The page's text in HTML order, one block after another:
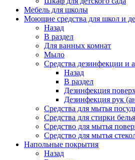
Мебель для школы
Моющие средства для школ и
Назад
В раздел
Для ванных комнат
Мыло
Средства дезинфекции и
Назад
В раздел
Дезинфекция
Дезинфекция рук
Средства для мытья
Средства для стирки белья
Средство для мытья
Средство для мытья
Напольные покрытия
Назад